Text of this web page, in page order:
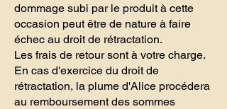
dommage subi par le produit à cette
occasion peut être de nature à faire
échec au droit de rétractation.
Les frais de retour sont à votre charge.
En cas d'exercice du droit de
rétractation, la plume d'Alice procédera
au remboursement des sommes